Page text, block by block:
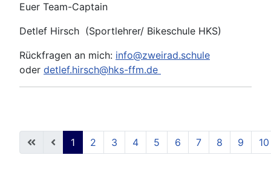
Euer Team-Captain
Detlef Hirsch (Sportlehrer/ Bikeschule HKS)
Rückfragen an mich: info@zweirad.schule
oder detlef.hirsch@hks-ffm.de
Seite 1 von 12
1 2 3 4 5 6 7 8 9 10